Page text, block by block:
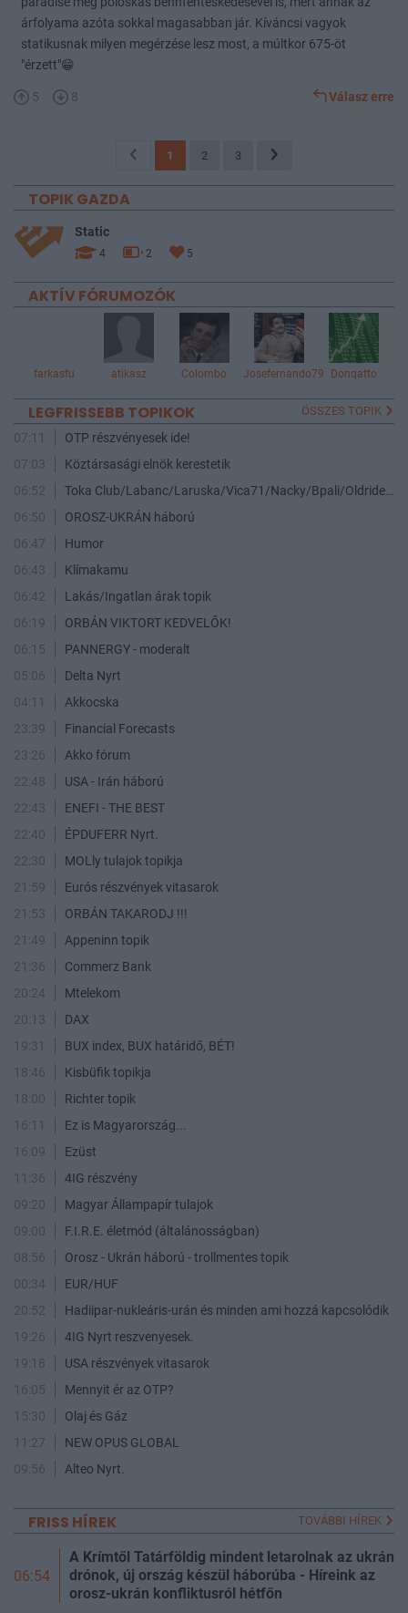
árfolyama azóta sokkal magasabban jár. Kíváncsi vagyok
statikusnak milyen megérzése lesz most, a múltkor 675-öt
"érzett"😁
5 8 Válasz erre
1 2 3
TOPIK GAZDA
Static
4 2 5
AKTÍV FÓRUMOZÓK
farkasfu atikasz Colombo Josefernando79 Donqatto
LEGFRISSEBB TOPIKOK ÖSSZES TOPIK
07:11
OTP részvényesek ide!
07:03
Köztársasági elnök kerestetik
06:52
Toka Club/Labanc/Laruska/Vica71/Nacky/Bpali/Oldrider/Josefernando/Mcbull/Kawaszabi
06:50
OROSZ-UKRÁN háború
06:47
Humor
06:43
Klímakamu
06:42
Lakás/Ingatlan árak topik
06:19
ORBÁN VIKTORT KEDVELŐK!
06:15
PANNERGY - moderalt
05:06
Delta Nyrt
04:11
Akkocska
23:39
Financial Forecasts
23:26
Akko fórum
22:48
USA - Irán háború
22:43
ENEFI - THE BEST
22:40
ÉPDUFERR Nyrt.
22:30
MOLly tulajok topikja
21:59
Eurós részvények vitasarok
21:53
ORBÁN TAKARODJ !!!
21:49
Appeninn topik
21:36
Commerz Bank
20:24
Mtelekom
20:13
DAX
19:31
BUX index, BUX határidő, BÉT!
18:46
Kisbüfik topikja
18:00
Richter topik
16:11
Ez is Magyarország...
16:09
Ezüst
11:36
4IG részvény
09:20
Magyar Állampapír tulajok
09:00
F.I.R.E. életmód (általánosságban)
08:56
Orosz - Ukrán háború - trollmentes topik
00:34
EUR/HUF
20:52
Hadiipar-nukleáris-urán és minden ami hozzá kapcsolódik
19:26
4IG Nyrt reszvenyesek.
19:18
USA részvények vitasarok
16:05
Mennyit ér az OTP?
15:30
Olaj és Gáz
11:27
NEW OPUS GLOBAL
09:56
Alteo Nyrt.
FRISS HÍREK TOVÁBBI HÍREK
06:54
A Krímtől Tatárföldig mindent letarolnak az ukrán
drónok, új ország készül háborúba - Híreink az
orosz-ukrán konfliktusról hétfőn